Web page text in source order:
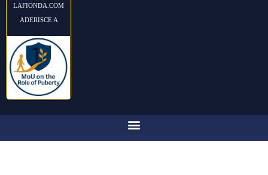
LAFIONDA.COM
ADERISCE A